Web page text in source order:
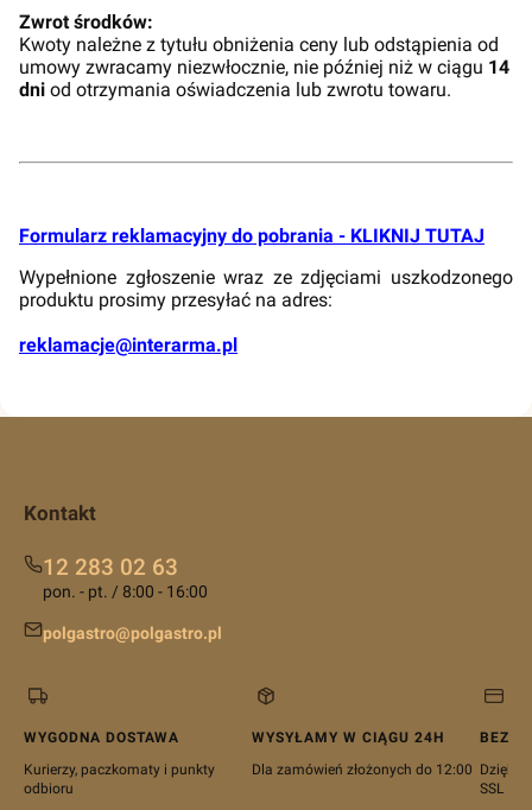
Zwrot środków:
Kwoty należne z tytułu obniżenia ceny lub odstąpienia od
umowy zwracamy niezwłocznie, nie później niż w ciągu 14
dni od otrzymania oświadczenia lub zwrotu towaru.
Formularz reklamacyjny do pobrania - KLIKNIJ TUTAJ
Wypełnione zgłoszenie wraz ze zdjęciami uszkodzonego
produktu prosimy przesyłać na adres:
reklamacje@interarma.pl
Kontakt
12 283 02 63
pon. - pt. / 8:00 - 16:00
polgastro@polgastro.pl
WYGODNA DOSTAWA
Kurierzy, paczkomaty i punkty
odbioru
WYSYŁAMY W CIĄGU 24H
Dla zamówień złożonych do 12:00 Dzięki
SSL